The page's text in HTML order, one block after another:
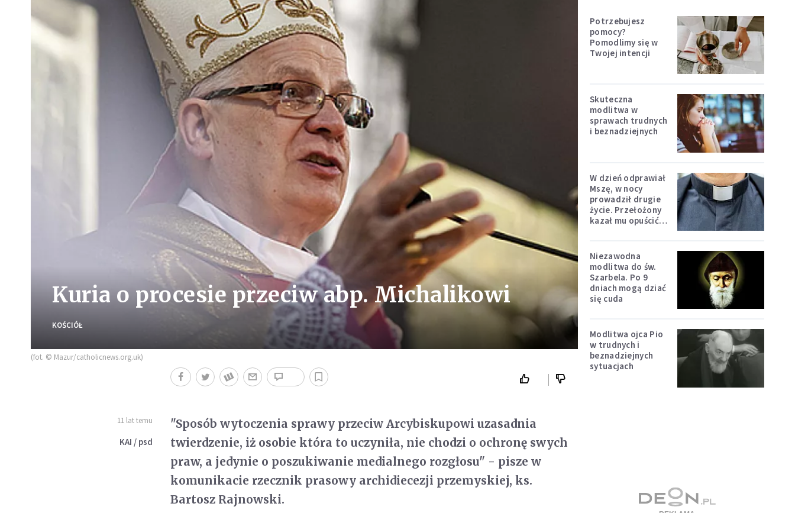
Kuria o procesie przeciw abp. Michalikowi
KOŚCIÓŁ
(fot. © Mazur/catholicnews.org.uk)
11 lat temu
KAI / psd
"Sposób wytoczenia sprawy przeciw Arcybiskupowi uzasadnia
twierdzenie, iż osobie która to uczyniła, nie chodzi o ochronę swych
praw, a jedynie o poszukiwanie medialnego rozgłosu" - pisze w
komunikacie rzecznik prasowy archidiecezji przemyskiej, ks.
Bartosz Rajnowski.
Potrzebujesz
pomocy?
Pomodlimy się w
Twojej intencji
Skuteczna
modlitwa w
sprawach trudnych
i beznadziejnych
W dzień odprawiał
Mszę, w nocy
prowadził drugie
życie. Przełożony
kazał mu opuścić
Niezawodna
modlitwa do św.
Szarbela. Po 9
dniach mogą dziać
się cuda
Modlitwa ojca Pio
w trudnych i
beznadziejnych
sytuacjach